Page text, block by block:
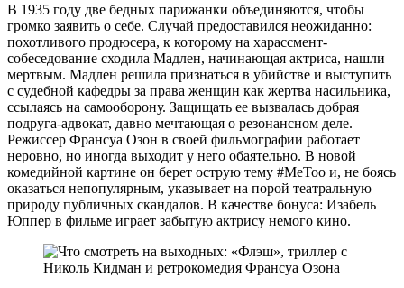
В 1935 году две бедных парижанки объединяются, чтобы
громко заявить о себе. Случай предоставился неожиданно:
похотливого продюсера, к которому на харассмент-
собеседование сходила Мадлен, начинающая актриса, нашли
мертвым. Мадлен решила признаться в убийстве и выступить
с судебной кафедры за права женщин как жертва насильника,
ссылаясь на самооборону. Защищать ее вызвалась добрая
подруга-адвокат, давно мечтающая о резонансном деле.
Режиссер Франсуа Озон в своей фильмографии работает
неровно, но иногда выходит у него обаятельно. В новой
комедийной картине он берет острую тему #MeToo и, не боясь
оказаться непопулярным, указывает на порой театральную
природу публичных скандалов. В качестве бонуса: Изабель
Юппер в фильме играет забытую актрису немого кино.